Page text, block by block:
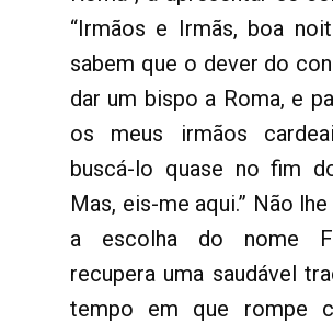
“Irmãos e Irmãs, boa
sabem que o dever do
dar um bispo a Roma, e
os meus irmãos
buscá-lo quase no fim
Mas, eis-me aqui.” Não
a escolha do nome
recupera uma saudável
tempo em que rompe